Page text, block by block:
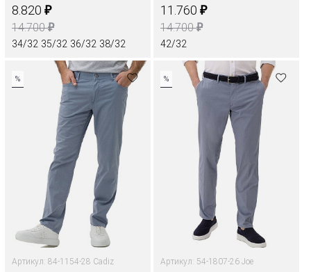
8.820 ₽
14.700₽
34/32 35/32 36/32 38/32
11.760 ₽
14.700₽
42/32
%
Артикул: 84-1154-28 Cadiz
%
Артикул: 54-1807-26 Joe